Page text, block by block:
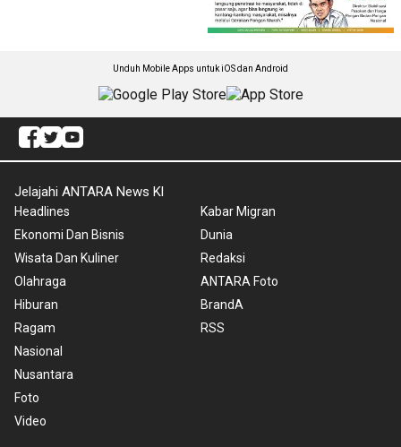
Unduh Mobile Apps untuk iOS dan Android
Jelajahi ANTARA News Kl
Headlines
Ekonomi Dan Bisnis
Wisata Dan Kuliner
Olahraga
Hiburan
Ragam
Nasional
Nusantara
Foto
Video
Kabar Migran
Dunia
Redaksi
ANTARA Foto
BrandA
RSS